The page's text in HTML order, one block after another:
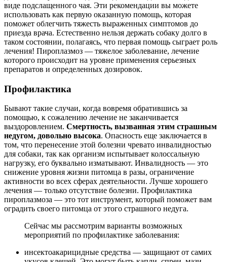
виде подслащенного чая. Эти рекомендации вы можете
использовать как первую оказанную помощь, которая
поможет облегчить тяжесть выраженных симптомов до
приезда врача. Естественно нельзя держать собаку долго в
таком состоянии, полагаясь, что первая помощь сыграет роль
лечения! Пироплазмоз — тяжелое заболевание, лечение
которого происходит на уровне применения серьезных
препаратов и определенных дозировок.
Профилактика
Бывают такие случаи, когда вовремя обратившись за
помощью, к сожалению лечение не заканчивается
выздоровлением. Смертность, вызванная этим страшным
недугом, довольно высока. Опасность еще заключается в
том, что перенесение этой болезни чревато инвалидностью
для собаки, так как организм испытывает колоссальную
нагрузку, его буквально изматывают. Инвалидность — это
снижение уровня жизни питомца в разы, ограничение
активности во всех сферах деятельности. Лучше хорошего
лечения — только отсутствие болезни. Профилактика
пироплазмоза — это тот инструмент, который поможет вам
оградить своего питомца от этого страшного недуга.
Сейчас мы рассмотрим варианты возможных
мероприятий по профилактике заболевания:
инсектоакарицидные средства — защищают от самих